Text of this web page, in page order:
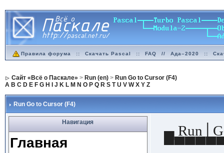
Правила форума :: Скачать Pascal :: FAQ // Ада–2020 ::
Сайт «Всё о Паскале» > Run (en)> Run Go to Cursor (F4)
A B C D E F G H J K L M N O P Q R S T U V W X Y Z
Run Go to Cursor (F4)
Навигация
Главная
▄